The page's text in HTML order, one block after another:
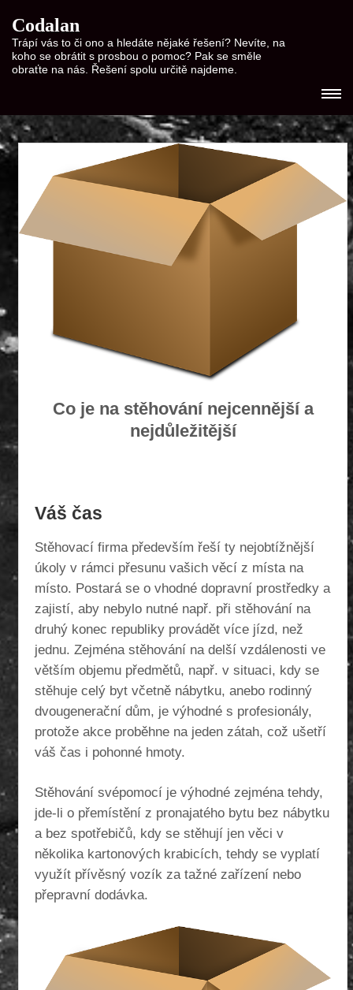
Codalan
Trápí vás to či ono a hledáte nějaké řešení? Nevíte, na
koho se obrátit s prosbou o pomoc? Pak se směle
obraťte na nás. Řešení spolu určitě najdeme.
Co je na stěhování nejcennější a
nejdůležitější
Váš čas
Stěhovací firma především řeší ty nejobtížnější
úkoly v rámci přesunu vašich věcí z místa na
místo. Postará se o vhodné dopravní prostředky a
zajistí, aby nebylo nutné např. při stěhování na
druhý konec republiky provádět více jízd, než
jednu. Zejména stěhování na delší vzdálenosti ve
větším objemu předmětů, např. v situaci, kdy se
stěhuje celý byt včetně nábytku, anebo rodinný
dvougenerační dům, je výhodné s profesionály,
protože akce proběhne na jeden zátah, což ušetří
váš čas i pohonné hmoty.
Stěhování svépomocí je výhodné zejména tehdy,
jde-li o přemístění z pronajatého bytu bez nábytku
a bez spotřebičů, kdy se stěhují jen věci v
několika kartonových krabicích, tehdy se vyplatí
využít přívěsný vozík za tažné zařízení nebo
přepravní dodávka.